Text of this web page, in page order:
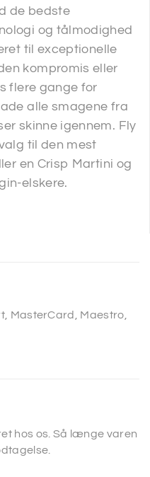
de bedste
og tålmodighed
til exceptionelle
kompromis eller
flere gange for
alle smagene fra
skinne igennem. Fly
til den mest
en Crisp Martini og
elskere.
MasterCard, Maestro,
hos os. Så længe varen